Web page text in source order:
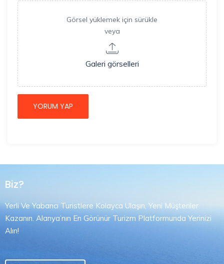
Görsel yüklemek için sürükle
veya
Galeri görselleri
Biz?
Yerli Ve Yabancı Turistlere Kolayca Ulaşın, Yeni Müşteriler
Kazanın. Alanya’nın En Görünür Turizm Platformunda Yerinizi
Alın!